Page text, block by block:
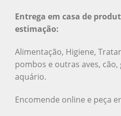
Entrega em casa de
estimação:
Alimentação, Higiene,
pombos e outras aves,
aquário.
Encomende online e peça